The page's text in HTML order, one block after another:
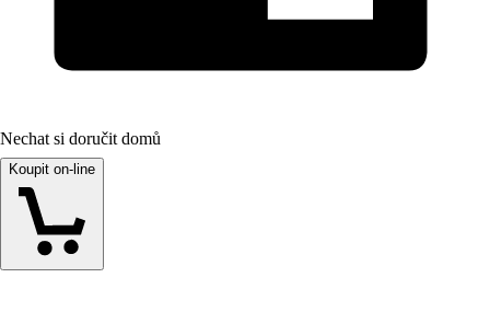
Nechat si doručit domů
Koupit on-line